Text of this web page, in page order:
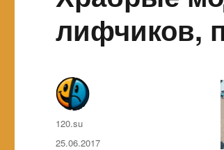
лифчиков,
Автор
120.su
Опубликовано
25.06.2017